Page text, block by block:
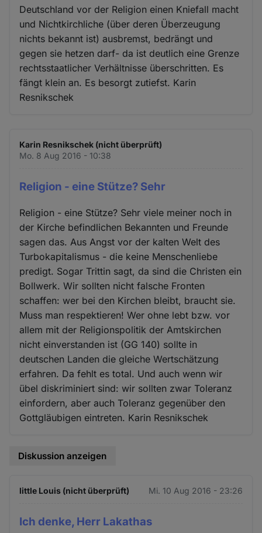
Deutschland vor der Religion einen Kniefall macht
und Nichtkirchliche (über deren Überzeugung
nichts bekannt ist) ausbremst, bedrängt und
gegen sie hetzen darf- da ist deutlich eine Grenze
rechtsstaatlicher Verhältnisse überschritten. Es
fängt klein an. Es besorgt zutiefst. Karin
Resnikschek
Karin Resnikschek (nicht überprüft)
Mo. 8 Aug 2016 - 10:38
Religion - eine Stütze? Sehr
Religion - eine Stütze? Sehr viele meiner noch in
der Kirche befindlichen Bekannten und Freunde
sagen das. Aus Angst vor der kalten Welt des
Turbokapitalismus - die keine Menschenliebe
predigt. Sogar Trittin sagt, da sind die Christen ein
Bollwerk. Wir sollten nicht falsche Fronten
schaffen: wer bei den Kirchen bleibt, braucht sie.
Muss man respektieren! Wer ohne lebt bzw. vor
allem mit der Religionspolitik der Amtskirchen
nicht einverstanden ist (GG 140) sollte in
deutschen Landen die gleiche Wertschätzung
erfahren. Da fehlt es total. Und auch wenn wir
übel diskriminiert sind: wir sollten zwar Toleranz
einfordern, aber auch Toleranz gegenüber den
Gottgläubigen eintreten. Karin Resnikschek
Diskussion anzeigen
little Louis (nicht überprüft) Mi. 10 Aug 2016 - 23:26
Ich denke, Herr Lakathas